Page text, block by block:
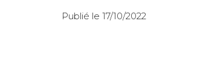
Publié le 17/10/2022